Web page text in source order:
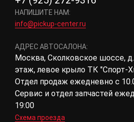
НАПИШИТЕ НАМ:
info@pickup-center.ru
АДРЕС АВТОСАЛОНА:
Москва, Сколковское шоссе,
этаж, левое крыло ТК "Спорт-
Отдел продаж ежедневно с
Сервис и отдел запчастей
19:00
Схема проезда